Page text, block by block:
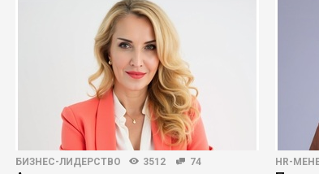
БИЗНЕС-ЛИДЕРСТВО 3512 74 HR-